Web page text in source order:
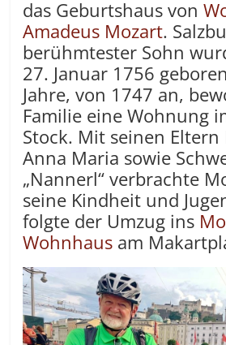
das Geburtshaus von
Amadeus Mozart.
berühmtester Sohn
27. Januar 1756
Jahre, von 1747 an,
Familie eine Wohnung
Stock. Mit seinen
Anna Maria sowie
„Nannerl“ verbrachte
seine Kindheit und
folgte der Umzug ins
Wohnhaus am